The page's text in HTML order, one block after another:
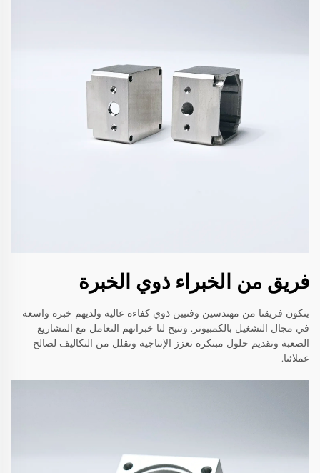
فريق من الخبراء ذوي الخبرة
يتكون فريقنا من مهندسين وفنيين ذوي كفاءة عالية ولديهم خبرة واسعة
في مجال التشغيل بالكمبيوتر. وتتيح لنا خبراتهم التعامل مع المشاريع
الصعبة وتقديم حلول مبتكرة تعزز الإنتاجية وتقلل من التكاليف لصالح
عملائنا.